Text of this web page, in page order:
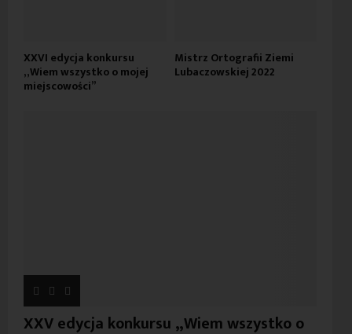
XXVI edycja konkursu
„Wiem wszystko o mojej
miejscowości”
Mistrz Ortografii Ziemi
Lubaczowskiej 2022
XXV edycja konkursu „Wiem wszystko o